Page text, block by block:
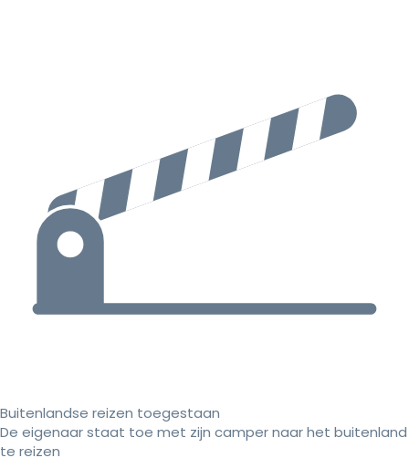
Buitenlandse reizen toegestaan
De eigenaar staat toe met zijn camper naar het buitenland
te reizen